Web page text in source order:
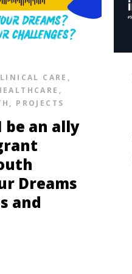
CARE ,
,
, PROJECTS
be an ally
Dreams
and